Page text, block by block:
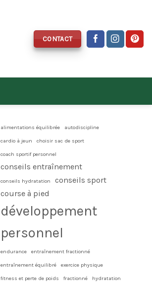
CONTACT
alimentations équilibrée autodiscipline
cardio à jeun choisir sac de sport
coach sportif personnel
conseils entraînement
conseils hydratation
conseils sport
course à pied
développement
personnel
endurance entraînement fractionné
entraînement équilibré exercice physique
fitness et perte de poids fractionné hydratation